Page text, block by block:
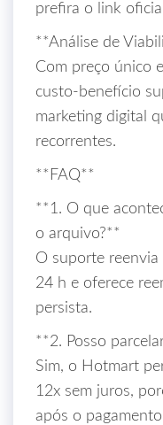
prefira o link
**Análise de
Com preço único
custo‑benefício
marketing digital
recorrentes.
**FAQ**
**1. O que
o arquivo?**
O suporte
24 h e oferece
persista.
**2. Posso
Sim, o Hotmart
12x sem juros,
após o